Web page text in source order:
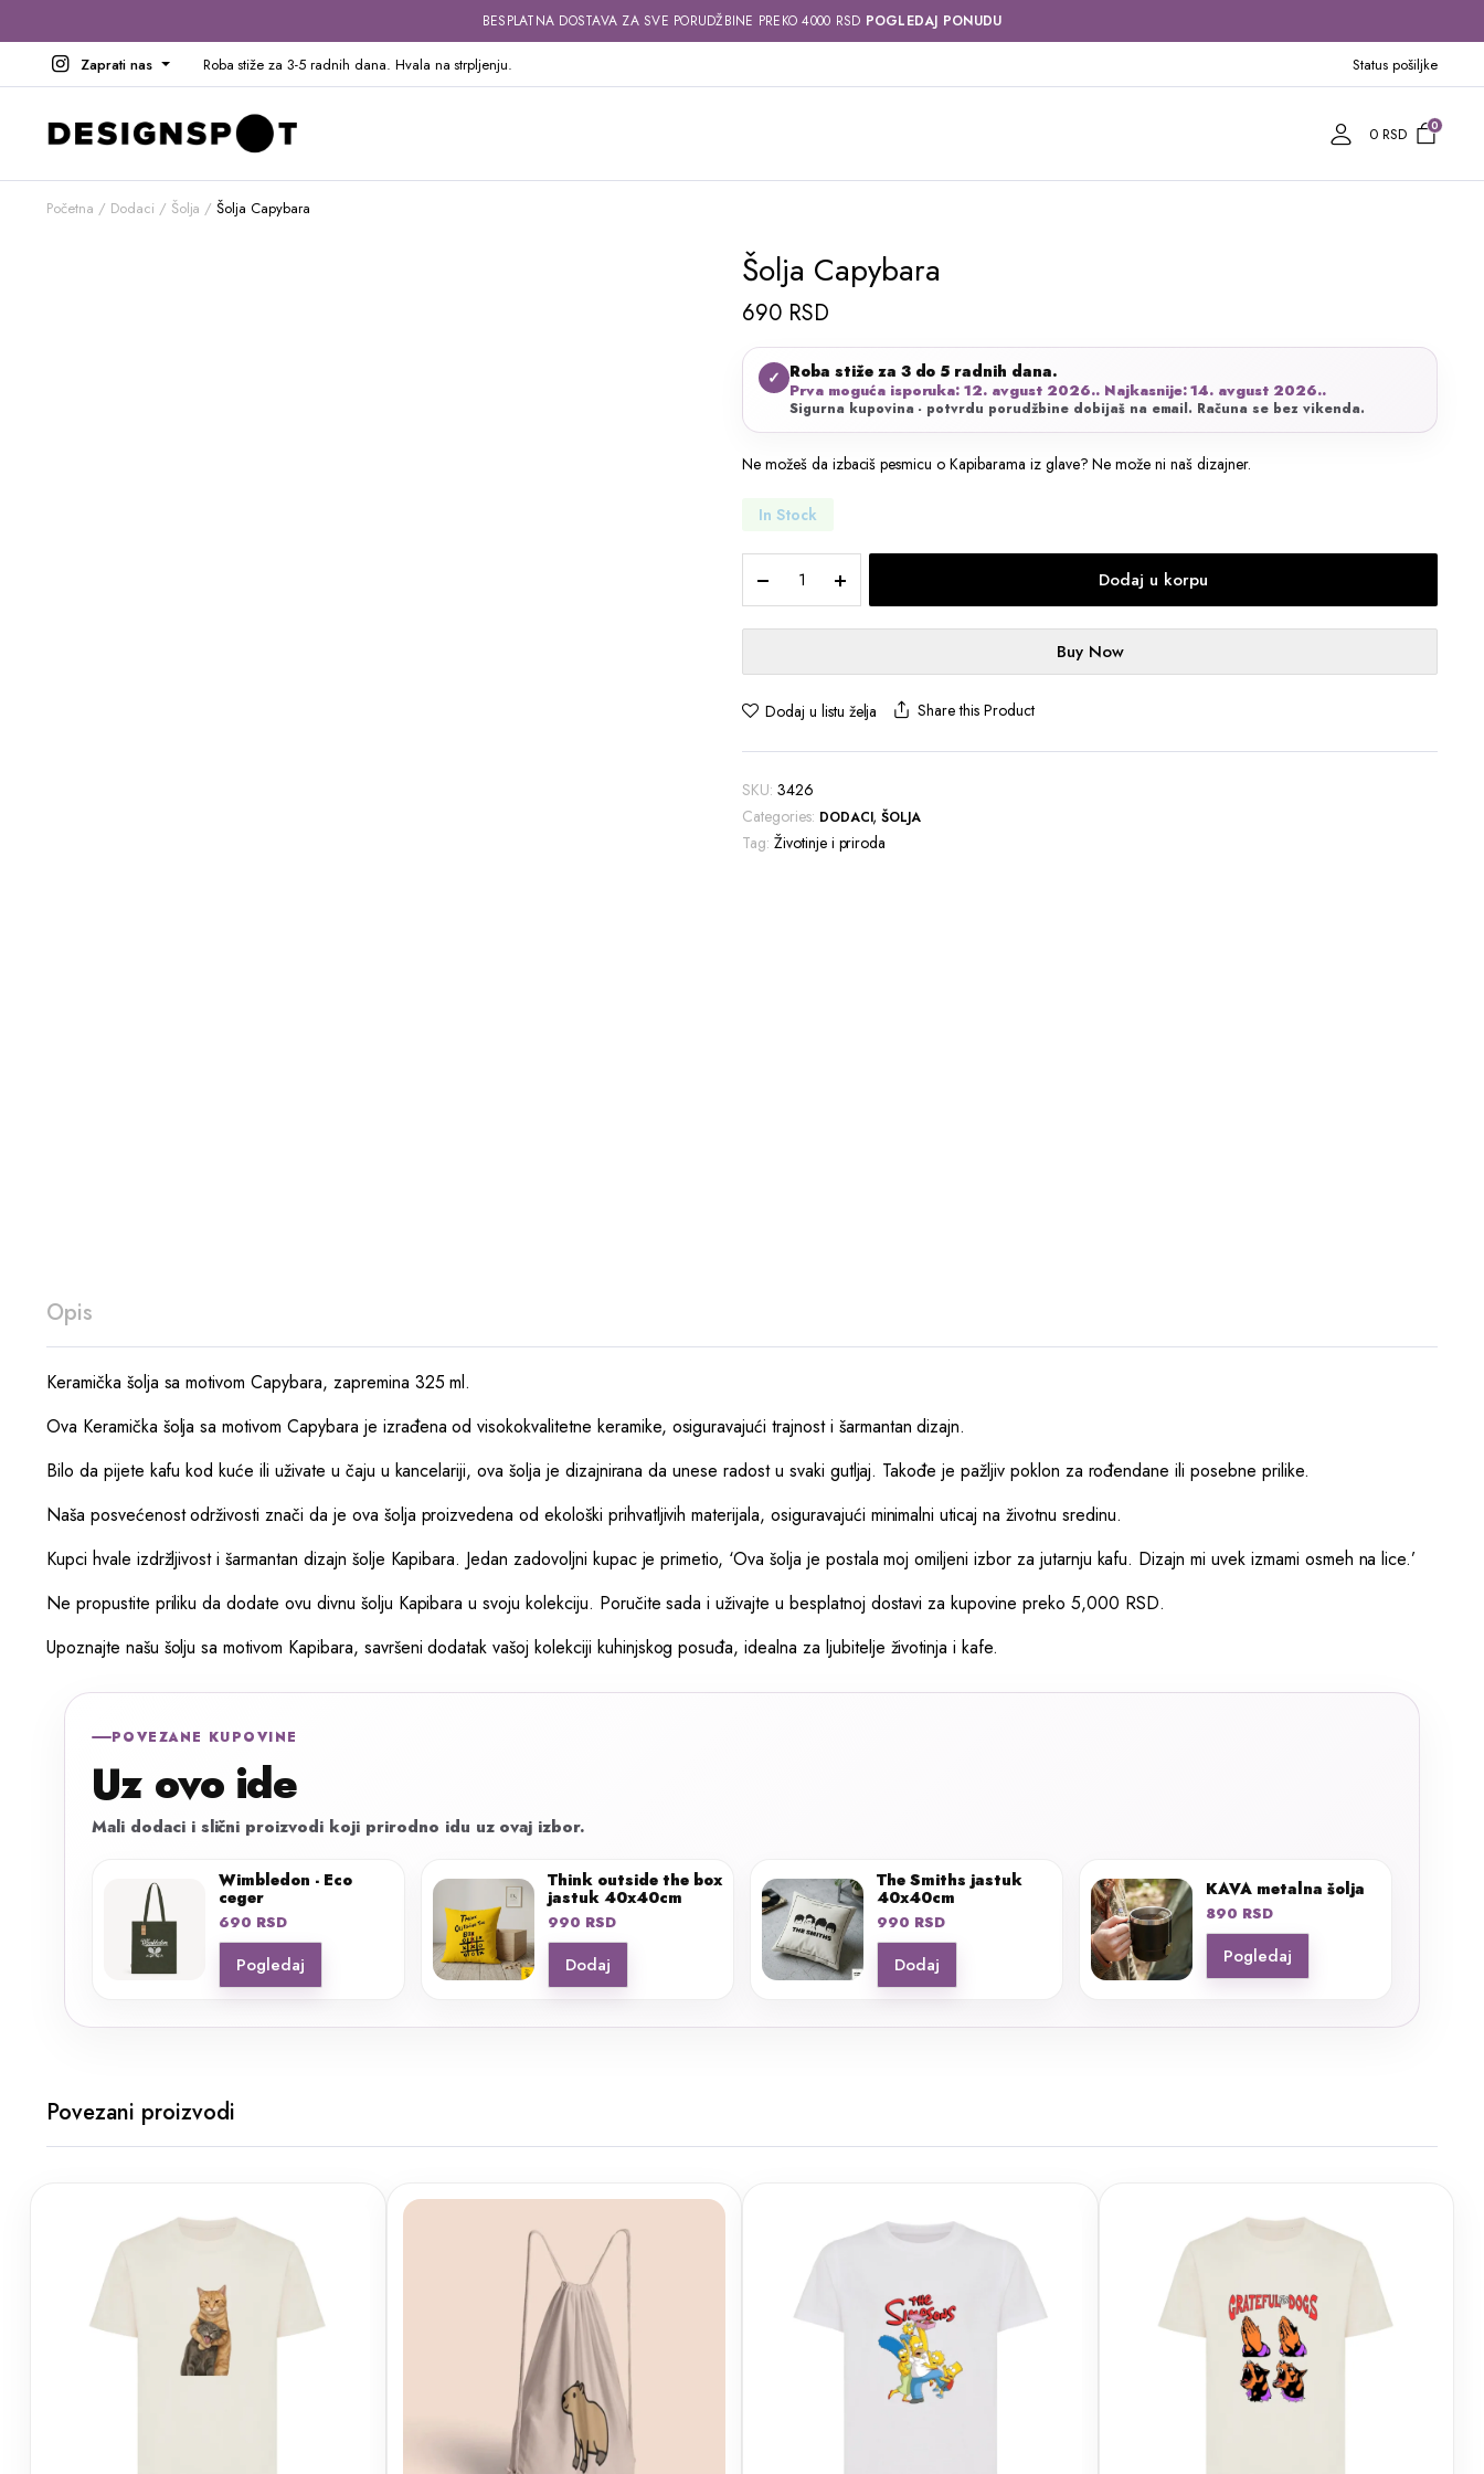
BESPLATNA DOSTAVA ZA SVE PORUDŽBINE PREKO 4000 RSD POGLEDAJ PONUDU
Zaprati nas Roba stiže za 3-5 radnih dana. Hvala na strpljenju. Status pošiljke
0RSD 0
Početna Dodaci Šolja Šolja Capybara
Šolja Capybara
690 RSD
✓ Roba stiže za 3 do 5 radnih dana.
Prva moguća isporuka: 12. avgust 2026.. Najkasnije: 14. avgust 2026..
Sigurna kupovina - potvrdu porudžbine dobijaš na email. Računa se bez vikenda.
Ne možeš da izbaciš pesmicu o Kapibarama iz glave? Ne može ni naš dizajner.
In Stock
Capybara
quantity
Dodaj u korpu
Buy Now
Dodaj u listu želja Share this Product
SKU: 3426
Categories: DODACI,ŠOLJA
Tag: Životinje i priroda
Opis
Keramička šolja sa motivom Capybara, zapremina 325 ml.
Ova Keramička šolja sa motivom Capybara je izrađena od visokokvalitetne keramike, osiguravajući trajnost i šarmantan dizajn.
Bilo da pijete kafu kod kuće ili uživate u čaju u kancelariji, ova šolja je dizajnirana da unese radost u svaki gutljaj. Takođe je pažljiv poklon za rođendane ili posebne prilike.
Naša posvećenost održivosti znači da je ova šolja proizvedena od ekološki prihvatljivih materijala, osiguravajući minimalni uticaj na životnu sredinu.
Kupci hvale izdržljivost i šarmantan dizajn šolje Kapibara. Jedan zadovoljni kupac je primetio, ‘Ova šolja je postala moj omiljeni izbor za jutarnju kafu. Dizajn mi uvek izmami osmeh na lice.’
Ne propustite priliku da dodate ovu divnu šolju Kapibara u svoju kolekciju. Poručite sada i uživajte u besplatnoj dostavi za kupovine preko 5,000 RSD.
Upoznajte našu šolju sa motivom Kapibara, savršeni dodatak vašoj kolekciji kuhinjskog posuđa, idealna za ljubitelje životinja i kafe.
POVEZANE KUPOVINE
Uz ovo ide
Mali dodaci i slični proizvodi koji prirodno idu uz ovaj izbor.
Wimbledon - Eco
ceger
690 RSD
Pogledaj
Think outside the box
jastuk 40x40cm
990 RSD
Dodaj
The Smiths jastuk
40x40cm
990 RSD
Dodaj
KAVA metalna šolja
890 RSD
Pogledaj
Povezani proizvodi